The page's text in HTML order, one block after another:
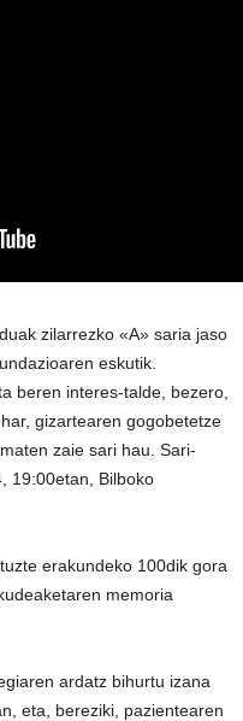
zilarrezko «A» saria jaso
eskutik.
beren interes-talde, bezero,
gizartearen gogobetetze
zaie sari hau. Sari-
19:00etan, Bilboko
erakundeko 100dik gora
memoria
ardatz bihurtu izana
eta, bereziki, pazientearen